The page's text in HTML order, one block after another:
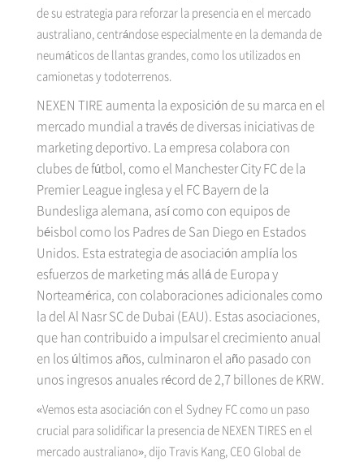
de su estrategia para reforzar la presencia en el mercado
australiano, centrándose especialmente en la demanda de
neumáticos de llantas grandes, como los utilizados en
camionetas y todoterrenos.
NEXEN TIRE aumenta la exposición de su marca en el
mercado mundial a través de diversas iniciativas de
marketing deportivo. La empresa colabora con
clubes de fútbol, como el Manchester City FC de la
Premier League inglesa y el FC Bayern de la
Bundesliga alemana, así como con equipos de
béisbol como los Padres de San Diego en Estados
Unidos. Esta estrategia de asociación amplía los
esfuerzos de marketing más allá de Europa y
Norteamérica, con colaboraciones adicionales como
la del Al Nasr SC de Dubai (EAU). Estas asociaciones,
que han contribuido a impulsar el crecimiento anual
en los últimos años, culminaron el año pasado con
unos ingresos anuales récord de 2,7 billones de KRW.
«Vemos esta asociación con el Sydney FC como un paso
crucial para solidificar la presencia de NEXEN TIRES en el
mercado australiano», dijo Travis Kang, CEO Global de